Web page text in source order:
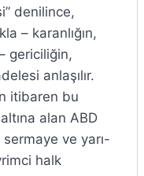
denilince,
– karanlığın,
gericiliğin,
anlaşılır.
itibaren bu
alan ABD
ve yarı-
halk